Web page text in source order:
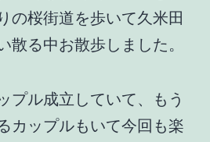
の桜街道を歩いて久米田
散る中お散歩しました。
プル成立していて、もう
カップルもいて今回も楽